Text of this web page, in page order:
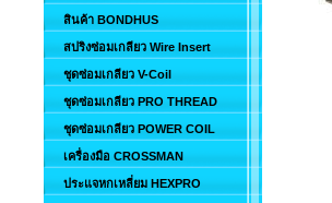
สินค้า BONDHUS
สปริงซ่อมเกลียว Wire Insert
ชุดซ่อมเกลียว V-Coil
ชุดซ่อมเกลียว PRO THREAD
ชุดซ่อมเกลียว POWER COIL
เครื่องมือ CROSSMAN
ประแจหกเหลี่ยม HEXPRO